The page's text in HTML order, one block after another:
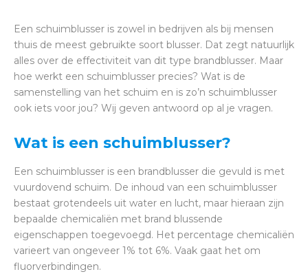
Een schuimblusser is zowel in bedrijven als bij mensen
thuis de meest gebruikte soort blusser. Dat zegt natuurlijk
alles over de effectiviteit van dit type brandblusser. Maar
hoe werkt een schuimblusser precies? Wat is de
samenstelling van het schuim en is zo’n schuimblusser
ook iets voor jou? Wij geven antwoord op al je vragen.
Wat is een schuimblusser?
Een schuimblusser is een brandblusser die gevuld is met
vuurdovend schuim. De inhoud van een schuimblusser
bestaat grotendeels uit water en lucht, maar hieraan zijn
bepaalde chemicaliën met brand blussende
eigenschappen toegevoegd. Het percentage chemicaliën
varieert van ongeveer 1% tot 6%. Vaak gaat het om
fluorverbindingen.